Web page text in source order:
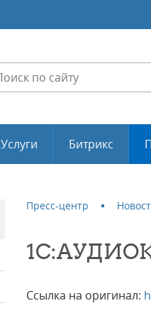
Услуги Битрикс
Пресс-центр
Ссылка на оригинал: